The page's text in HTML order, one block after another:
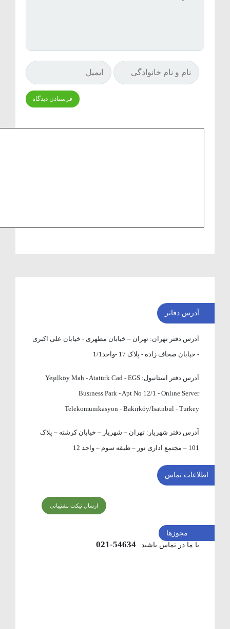
آدرس دفاتر
آدرس دفتر تهران:تهران – خیابان مطهری - خیابان علی اکبری
- خیابان صحاف زاده - پلاک 17 -واحد1/1
آدرس دفتر استانبول: Yeşılköy Mah - Atatürk Cad - EGS
Busıness Park - Apt No 12/1 - Onlıne Server
Telekomünıkasyon - Bakırköy/Isatnbul - Turkey
آدرس دفتر شهریار:تهران – شهریار – خیابان کرشته – پلاک
101 – مجتمع اداری نور – طبقه سوم – واحد 12
اطلاعات تماس
ارسال تیکت پشتیبانی
با ما در تماس باشید 54634-021
مجوزها